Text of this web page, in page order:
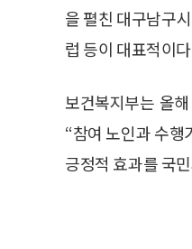
을 펼친 대구남구
럽 등이 대표적이
보건복지부는 올
“참여 노인과 수행
긍정적 효과를 국